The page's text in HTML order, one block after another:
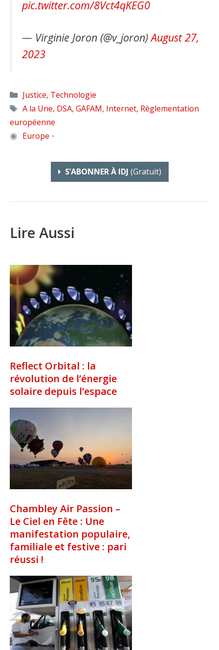
pic.twitter.com/8Vct4qKEG0
— Virginie Joron (@v_joron)August 27,
2023
Catégories
Justice, Technologie
Étiquettes
A la Une, DSA, GAFAM, Internet, Règlementation
européenne
◉ Europe •
S’ABONNER À IDJ (gratuit)
Lire Aussi
Reflect Orbital : la
révolution de l’énergie
solaire depuis l’espace
Chambley Air Passion –
Le Ciel en Fête : Une
manifestation populaire,
familiale et festive : pari
réussi !